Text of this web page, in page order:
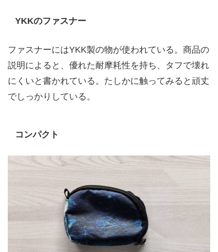
YKKのファスナー
ファスナーにはYKK製の物が使われている。商品の
説明によると、優れた耐摩耗性を持ち、タフで壊れ
にくいと書かれている。たしかに触ってみると頑丈
でしっかりしている。
コンパクト